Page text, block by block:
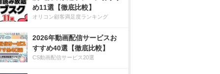
め11選【徹底比較】
オリコン顧客満足度ランキング
2026年動画配信サービスお
すすめ40選【徹底比較】
CS動画配信サービス20選